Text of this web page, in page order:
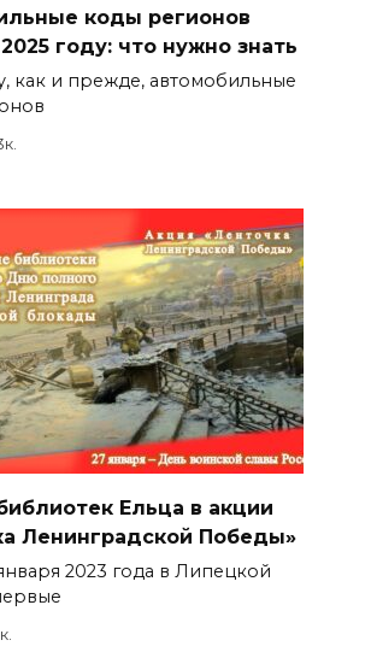
коды регионов
году: что нужно знать
как и прежде, автомобильные
Ельца в акции
Ленинградской Победы»
2023 года в Липецкой